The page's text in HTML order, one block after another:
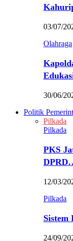
03/07/
Olahraga
30/06/
Politik
Pilkada
Pilkada
PKS
12/03/
Pilkada
Sistem
24/09/